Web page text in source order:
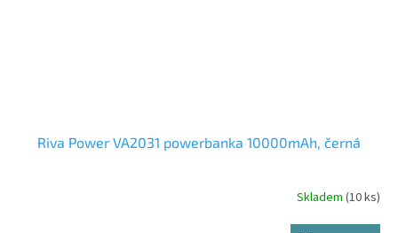
Riva Power VA2031 powerbanka 10000mAh, černá
Skladem (10 ks)